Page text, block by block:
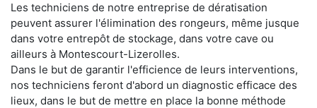
Les techniciens de notre entreprise de dératisation
peuvent assurer l'élimination des rongeurs, même jusque
dans votre entrepôt de stockage, dans votre cave ou
ailleurs à Montescourt-Lizerolles.
Dans le but de garantir l'efficience de leurs interventions,
nos techniciens feront d'abord un diagnostic efficace des
lieux, dans le but de mettre en place la bonne méthode